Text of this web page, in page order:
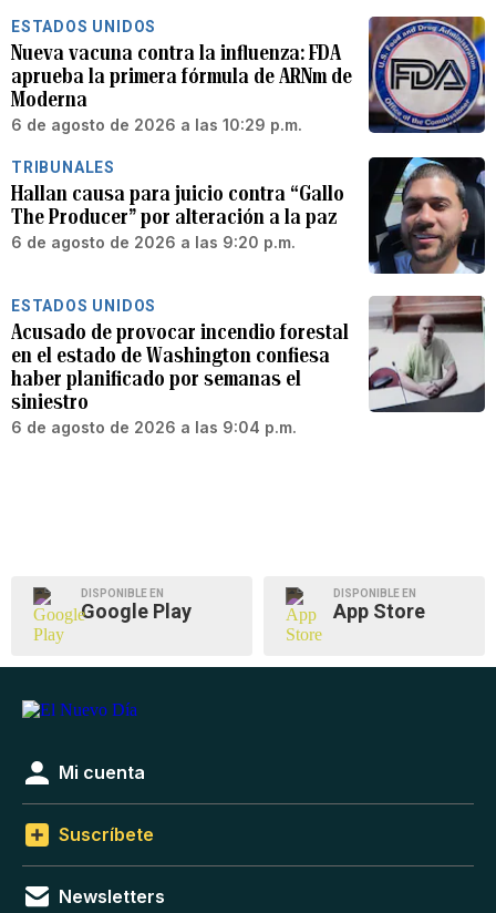
ESTADOS UNIDOS
Nueva vacuna contra la influenza: FDA
aprueba la primera fórmula de ARNm de
Moderna
6 de agosto de 2026 a las 10:29 p.m.
TRIBUNALES
Hallan causa para juicio contra “Gallo
The Producer” por alteración a la paz
6 de agosto de 2026 a las 9:20 p.m.
ESTADOS UNIDOS
Acusado de provocar incendio forestal
en el estado de Washington confiesa
haber planificado por semanas el
siniestro
6 de agosto de 2026 a las 9:04 p.m.
DISPONIBLE EN
Google Play
DISPONIBLE EN
App Store
Mi cuenta
Suscríbete
Newsletters